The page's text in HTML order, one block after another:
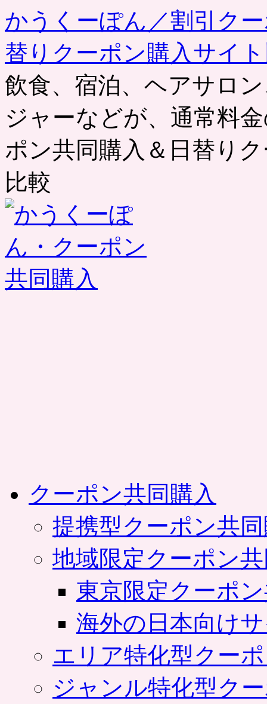
かうくーぽん／割引ク
替りクーポン購入サイ
飲食、宿泊、ヘアサロ
ジャーなどが、通常料
ポン共同購入＆日替り
比較
クーポン共同購入
提携型クーポン共
地域限定クーポン
東京限定クーポ
海外の日本向け
エリア特化型クー
ジャンル特化型ク